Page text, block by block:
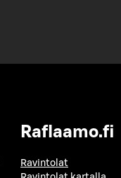
Raflaamo.fi
Ravintolat